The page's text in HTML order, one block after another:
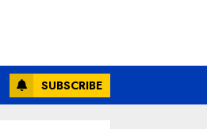
SUBSCRIBE